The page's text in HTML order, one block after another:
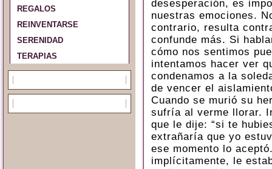
REGALOS
REINVENTARSE
SERENIDAD
TERAPIAS
desesperación, es
nuestras emociones.
contrario, resulta
confunde más. Si
cómo nos sentimos
intentamos hacer ver
condenamos a la
de vencer el
Cuando se murió su
sufría al verme llorar.
que le dije: “si te
extrañaría que yo
ese momento lo
implícitamente, le